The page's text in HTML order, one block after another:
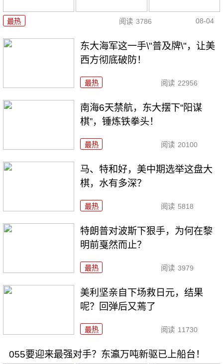
最热 阅读 3786 08-04
东大海军这一手\"普及牌\"，让美
西方彻底破防！
最热 阅读 22956
南海6天禁航，东大摆下“阳谋
棋”，锤炼铁拳头！
最热 阅读 20100
马、特和好，美中期选举这盘大
棋，水有多深？
最热 阅读 5818
特朗普对波斯下狠手，为何在黎
明前戛然而止？
最热 阅读 3979
美利坚亲自下场救日元，结果
呢？回弹后又蔫了
最热 阅读 11730
055要迎来最强对手？东瀛万吨新驱已上船台！